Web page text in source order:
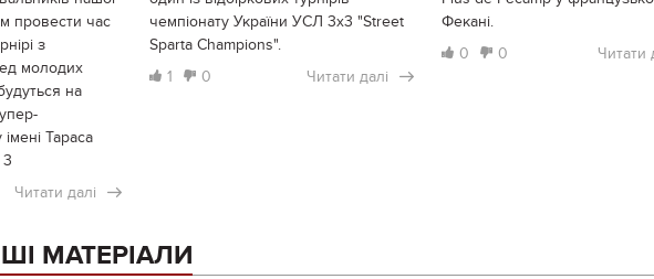
провести час
з
молодих
на
Тараса
Читати далі
чемпіонату України УСЛ 3х3 "Street
Sparta Champions".
1
0 Читати далі
Фекані.
0
0 Читати
МАТЕРІАЛИ